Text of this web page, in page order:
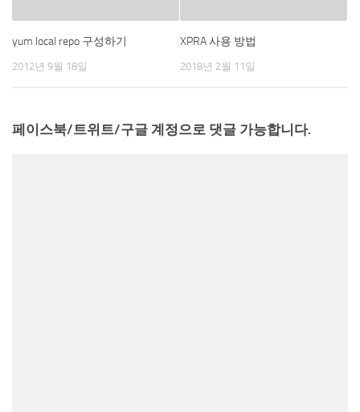
yum local repo 구성하기
2012년 9월 18일
XPRA 사용 방법
2018년 2월 11일
페이스북/트위트/구글 계정으로 댓글 가능합니다.